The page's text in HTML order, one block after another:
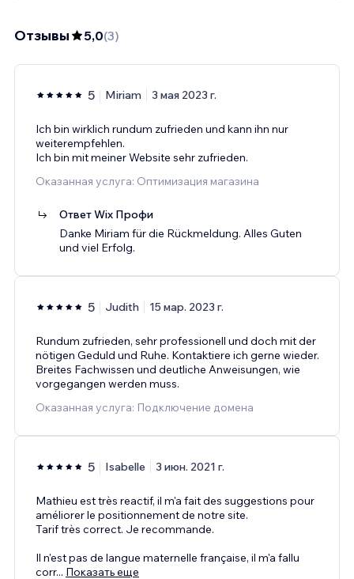
Отзывы 5,0(3)
5 Miriam 3 мая 2023 г.
Ich bin wirklich rundum zufrieden und kann ihn nur
weiterempfehlen.
Ich bin mit meiner Website sehr zufrieden.
Оказанная услуга: Оптимизация магазина
Ответ Wix Профи
Danke Miriam für die Rückmeldung. Alles Guten
und viel Erfolg.
5 Judith 15 мар. 2023 г.
Rundum zufrieden, sehr professionell und doch mit der
nötigen Geduld und Ruhe. Kontaktiere ich gerne wieder.
Breites Fachwissen und deutliche Anweisungen, wie
vorgegangen werden muss.
Оказанная услуга: Подключение домена
5 Isabelle 3 июн. 2021 г.
Mathieu est très reactif, il m'a fait des suggestions pour
améliorer le positionnement de notre site.
Tarif très correct. Je recommande.
Il n'est pas de langue maternelle française, il m'a fallu
corr... Показать еще